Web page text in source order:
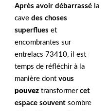
Après avoir débarrassé la
cave des choses
superflues et
encombrantes sur
entrelacs 73410, il est
temps de réfléchir à la
manière dont vous
pouvez transformer cet
espace souvent sombre